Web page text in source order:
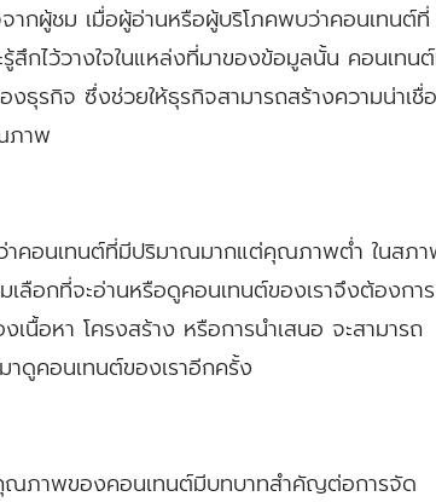
กผู้ชม เมื่อผู้อ่านหรือผู้บริโภคพบว่าคอนเทนต์ที่
สึกไว้วางใจในแหล่งที่มาของข้อมูลนั้น คอนเทน
รกิจ ซึ่งช่วยให้ธุรกิจสามารถสร้างความน่าเชื่อ
ภาพ
คอนเทนต์ที่มีปริมาณมากแต่คุณภาพต่ำ ในสภ
ลือกที่จะอ่านหรือดูคอนเทนต์ของเราจึงต้องการ
นื้อหา โครงสร้าง หรือการนำเสนอ จะสามารถ
ดูคอนเทนต์ของเราอีกครั้ง
ณภาพของคอนเทนต์มีบทบาทสำคัญต่อการจัด